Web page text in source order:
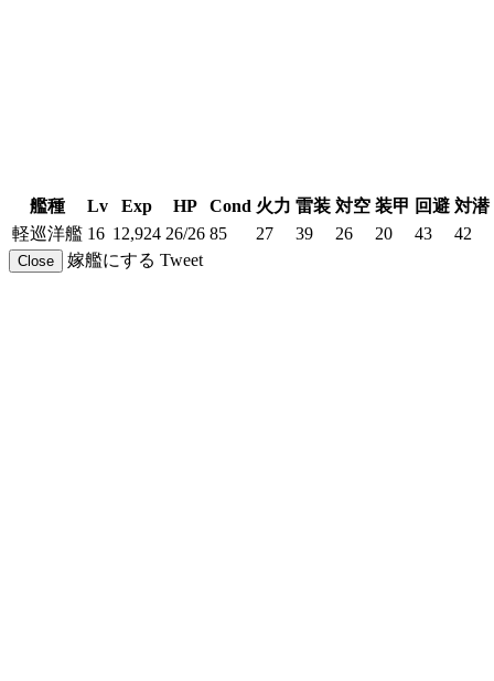
艦種 Lv Exp HP Cond 火力 雷装 対空 装甲 回避 対潜
軽巡洋艦 16 12,924 26/26 85 27 39 26 20 43 42
Close 嫁艦にする Tweet